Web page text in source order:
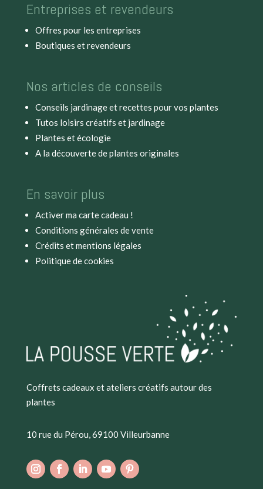
Entreprises et revendeurs
Offres pour les entreprises
Boutiques et revendeurs
Nos articles de conseils
Conseils jardinage et recettes pour vos plantes
Tutos loisirs créatifs et jardinage
Plantes et écologie
A la découverte de plantes originales
En savoir plus
Activer ma carte cadeau !
Conditions générales de vente
Crédits et mentions légales
Politique de cookies
Coffrets cadeaux et ateliers créatifs autour des
plantes
10 rue du Pérou, 69100 Villeurbanne